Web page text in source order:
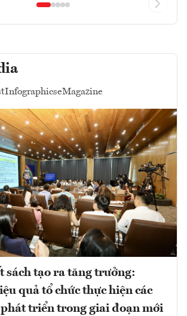
InfographicseMagazine
sách tạo ra tăng trưởng:
quả tổ chức thực hiện các
triển trong giai đoạn mới